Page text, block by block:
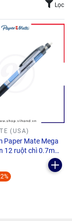
Lọc
(USA)
Paper Mate Mega
12 ruột chì 0.7mm -